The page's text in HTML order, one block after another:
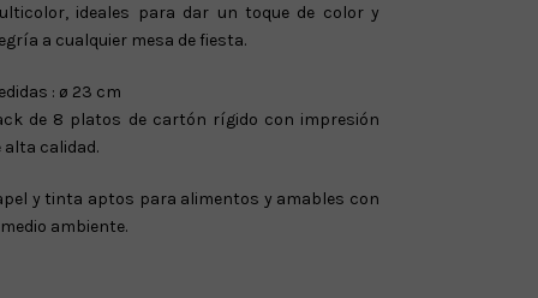
ideales para dar un toque de color y
a cualquier mesa de fiesta.
: ø 23 cm
de 8 platos de cartón rígido con impresión
alta calidad.
y tinta aptos para alimentos y amables con
ambiente.